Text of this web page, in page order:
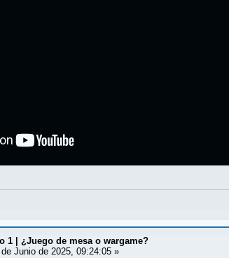
1 | ¿Juego de mesa o wargame?
Junio de 2025, 09:24:05 »